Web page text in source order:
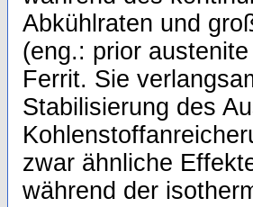
Abkühlraten und
(eng.: prior
Ferrit. Sie
Stabilisierung des
zwar ähnliche
während der